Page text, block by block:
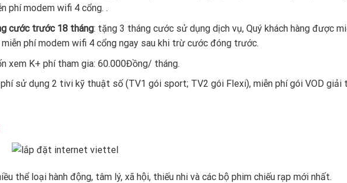
phí modem wifi 4 cổng. .
cước trước 18 tháng: tặng 3 tháng cước sử dụng dịch vụ, Quý khách hàng được
phí modem wifi 4 cổng ngay sau khi trừ cước đóng trước.
xem K+ phí tham gia: 60.000Đồng/ tháng.
sử dụng 2 tivi kỹ thuật số (TV1 gói sport; TV2 gói Flexi), miễn phí gói VOD giải
thể loại hành động, tâm lý, xã hội, thiếu nhi và các bộ phim chiếu rạp mới nhất.